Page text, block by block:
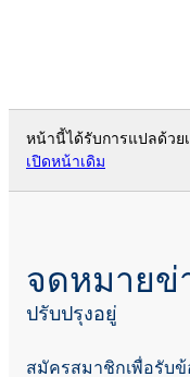
หน้านี้ได้รับการแปลด้วย
เปิดหน้าเดิม
จดหมายข่
ปรับปรุงอยู่
สมัครสมาชิกเพื่อรับ